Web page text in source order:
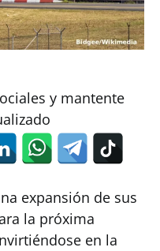
y mantente
expansión de sus
la próxima
en la